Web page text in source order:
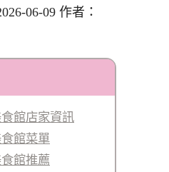
06-09 作者：
館店家資訊
館菜單
館推薦